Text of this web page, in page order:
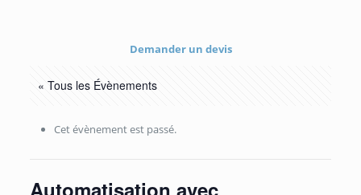
Demander un devis
« Tous les Évènements
Cet évènement est passé.
Automatisation avec